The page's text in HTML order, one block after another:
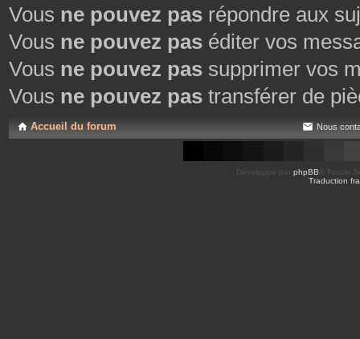
Vous ne pouvez pas répondre aux
Vous ne pouvez pas éditer vos
Vous ne pouvez pas supprimer vos
Vous ne pouvez pas transférer de
Accueil du forum Nous
Développé par phpBB ® Forum
Traduction